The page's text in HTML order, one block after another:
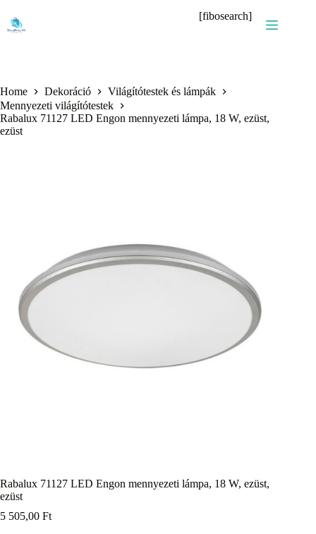
content
[fibosearch]
Home Dekoráció
Világítótestek és lámpák
Mennyezeti világítótestek
Rabalux 71127 LED Engon mennyezeti lámpa, 18 W, ezüst,
ezüst
Rabalux 71127 LED Engon mennyezeti lámpa, 18 W, ezüst,
ezüst
5 505,00 Ft